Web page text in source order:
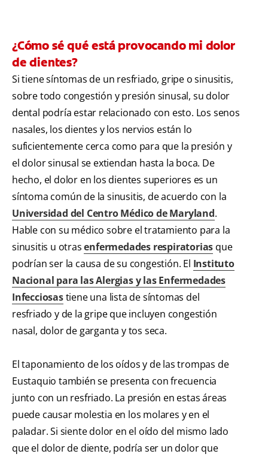
¿Cómo sé qué está provocando mi dolor
de dientes?
Si tiene síntomas de un resfriado, gripe o sinusitis,
sobre todo congestión y presión sinusal, su dolor
dental podría estar relacionado con esto. Los senos
nasales, los dientes y los nervios están lo
suficientemente cerca como para que la presión y
el dolor sinusal se extiendan hasta la boca. De
hecho, el dolor en los dientes superiores es un
síntoma común de la sinusitis, de acuerdo con la
Universidad del Centro Médico de Maryland.
Hable con su médico sobre el tratamiento para la
sinusitis u otrasenfermedades respiratorias que
podrían ser la causa de su congestión. El Instituto
Nacional para las Alergias y las Enfermedades
Infecciosastiene una lista de síntomas del
resfriado y de la gripe que incluyen congestión
nasal, dolor de garganta y tos seca.
El taponamiento de los oídos y de las trompas de
Eustaquio también se presenta con frecuencia
junto con un resfriado. La presión en estas áreas
puede causar molestia en los molares y en el
paladar. Si siente dolor en el oído del mismo lado
que el dolor de diente, podría ser un dolor que